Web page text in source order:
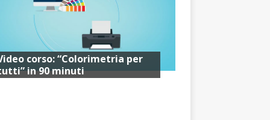
corso: “Colorimetria per
in 90 minuti